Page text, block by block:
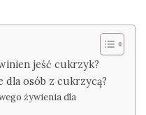
jeść cukrzyk?
dla osób z cukrzycą?
żywienia dla